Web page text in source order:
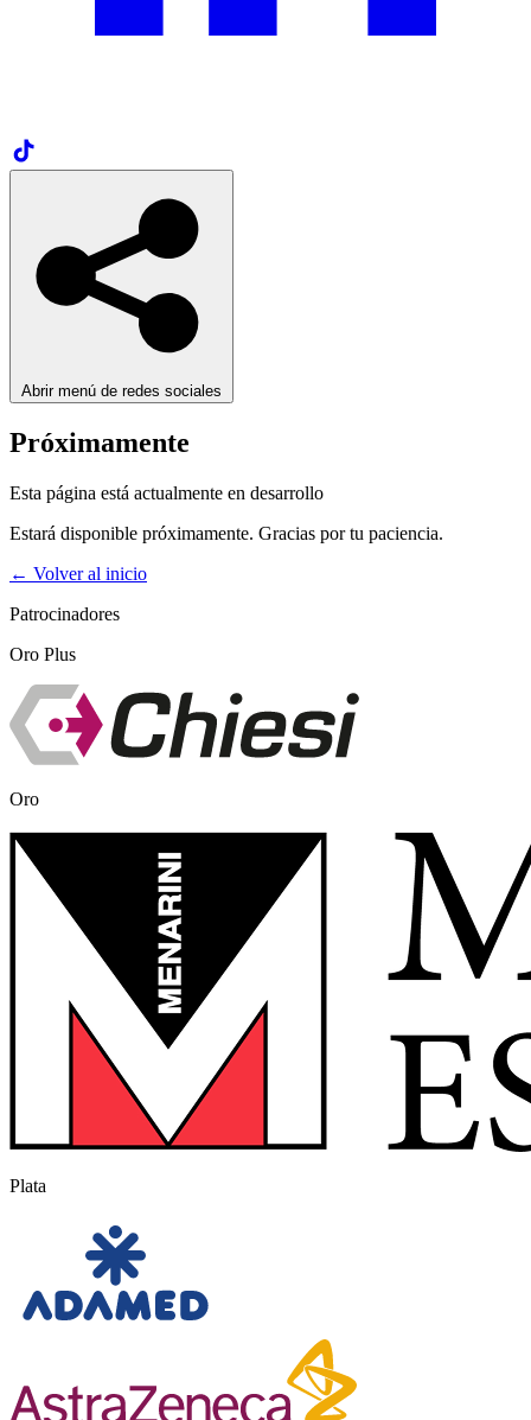
Abrir menú de redes sociales
Próximamente
Esta página está actualmente en desarrollo
Estará disponible próximamente. Gracias por tu paciencia.
← Volver al inicio
Patrocinadores
Oro Plus
Oro
Plata